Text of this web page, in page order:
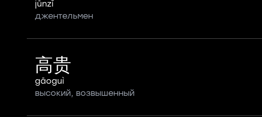
jūnzǐ
джентельмен
高贵
gāoguì
высокий, возвышенный